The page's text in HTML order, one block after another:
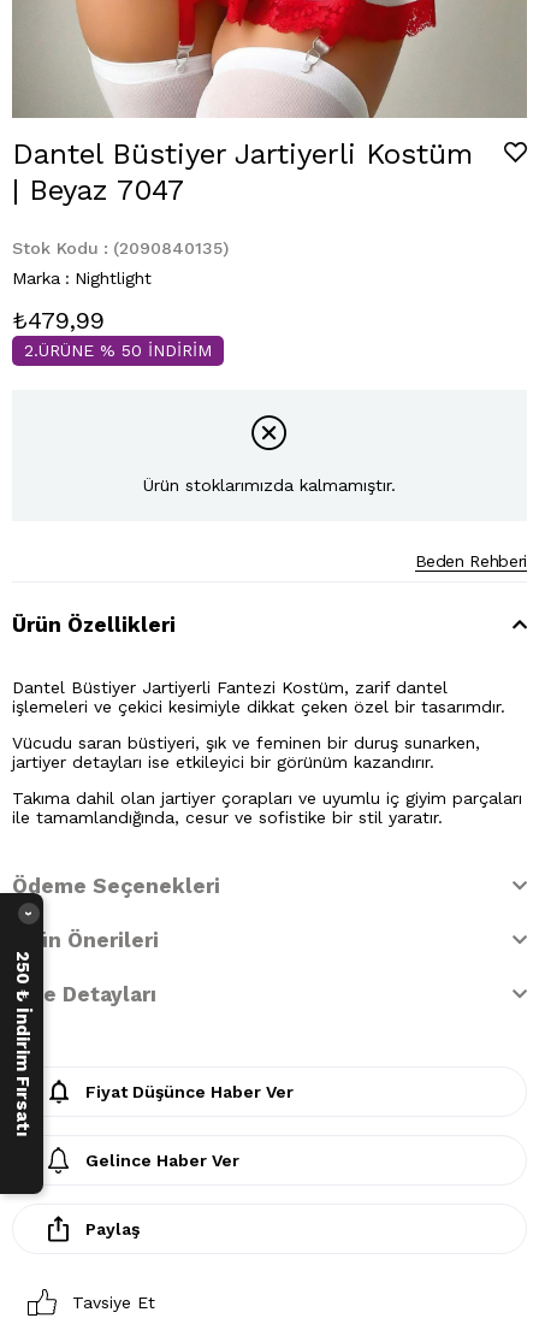
Dantel Büstiyer Jartiyerli Kostüm
| Beyaz 7047
Stok Kodu
(2090840135)
Marka : Nightlight
₺479,99
2.ÜRÜNE % 50 İNDİRİM
Ürün stoklarımızda kalmamıştır.
Beden Rehberi
Ürün Özellikleri
Dantel Büstiyer Jartiyerli Fantezi Kostüm, zarif dantel
işlemeleri ve çekici kesimiyle dikkat çeken özel bir tasarımdır.
Vücudu saran büstiyeri, şık ve feminen bir duruş sunarken,
jartiyer detayları ise etkileyici bir görünüm kazandırır.
Takıma dahil olan jartiyer çorapları ve uyumlu iç giyim parçaları
ile tamamlandığında, cesur ve sofistike bir stil yaratır.
Ödeme Seçenekleri
Ürün Önerileri
İade Detayları
Fiyat Düşünce Haber Ver
Gelince Haber Ver
Paylaş
Tavsiye Et
250 ₺ İndirim Fırsatı
›